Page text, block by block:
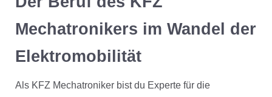
Mechatronikers im Wandel der
Elektromobilität
Als KFZ Mechatroniker bist du Experte für die